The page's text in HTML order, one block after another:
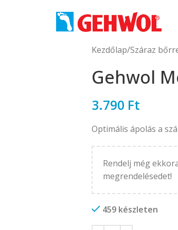
Kezdőlap Száraz
Gehwol
3.790 Ft
Optimális ápolás a
Rendelj még
megrendelésedet!
459 készleten